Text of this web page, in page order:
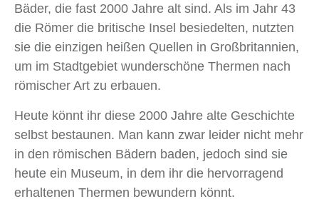
Bäder, die fast 2000 Jahre alt sind. Als im Jahr 43
die Römer die britische Insel besiedelten, nutzten
sie die einzigen heißen Quellen in Großbritannien,
um im Stadtgebiet wunderschöne Thermen nach
römischer Art zu erbauen.
Heute könnt ihr diese 2000 Jahre alte Geschichte
selbst bestaunen. Man kann zwar leider nicht mehr
in den römischen Bädern baden, jedoch sind sie
heute ein Museum, in dem ihr die hervorragend
erhaltenen Thermen bewundern könnt.